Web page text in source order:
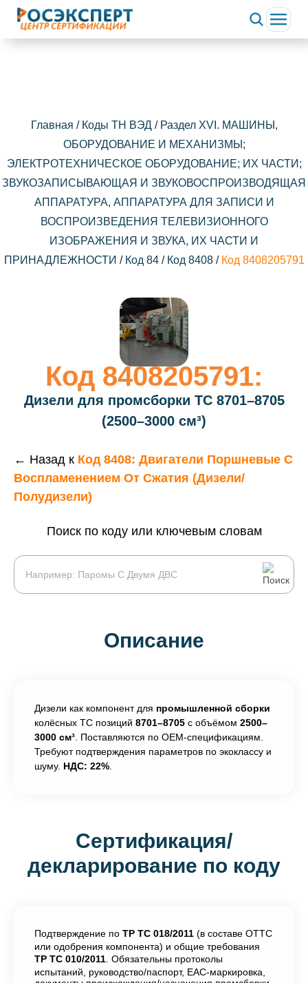
Главная / Коды ТН ВЭД/ Раздел XVI. МАШИНЫ,
ОБОРУДОВАНИЕ И МЕХАНИЗМЫ;
ЭЛЕКТРОТЕХНИЧЕСКОЕ ОБОРУДОВАНИЕ; ИХ ЧАСТИ;
ЗВУКОЗАПИСЫВАЮЩАЯ И ЗВУКОВОСПРОИЗВОДЯЩАЯ
АППАРАТУРА, АППАРАТУРА ДЛЯ ЗАПИСИ И
ВОСПРОИЗВЕДЕНИЯ ТЕЛЕВИЗИОННОГО
ИЗОБРАЖЕНИЯ И ЗВУКА, ИХ ЧАСТИ И
ПРИНАДЛЕЖНОСТИ / Код 84 / Код 8408 / Код 8408205791
Код 8408205791:
Дизели для промсборки ТС 8701–8705
(2500–3000 см³)
← Назад к Код 8408: Двигатели Поршневые С
Воспламенением От Сжатия (дизели/
Полудизели)
Поиск по коду или ключевым словам
Описание
Дизели как компонент для промышленной сборки
колёсных ТС позиций 8701–8705 с объёмом 2500–
3000 см³ . Поставляются по OEM-спецификациям.
Требуют подтверждения параметров по экоклассу и
шуму. НДС: 22%
Сертификация/
декларирование по коду
Подтверждение по ТР ТС 018/2011 (в составе ОТТС
или одобрения компонента) и общие требования
ТР ТС 010/2011 . Обязательны протоколы
испытаний, руководство/паспорт, EAC-маркировка,